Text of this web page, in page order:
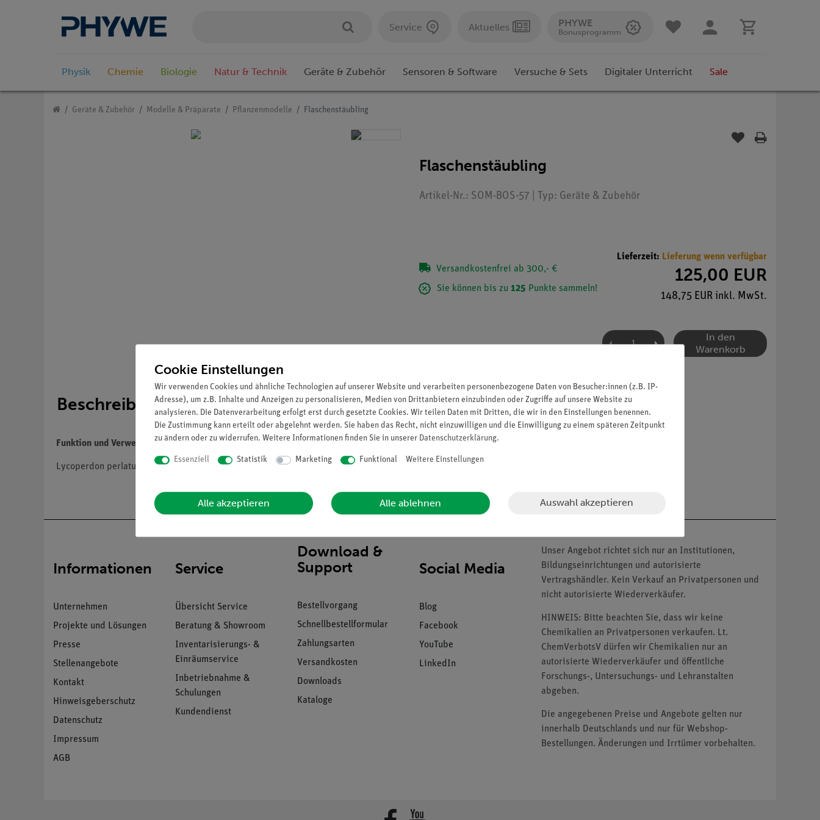
Service Aktuelles PHYWE
Bonusprogramm
Physik Chemie Biologie Natur & Technik Geräte & Zubehör Sensoren & Software Versuche & Sets Digitaler Unterricht Sale
Geräte & Zubehör Modelle & Präparate Pflanzenmodelle Flaschenstäubling
Flaschenstäubling
Artikel-Nr.: SOM-BOS-57 | Typ: Geräte & Zubehör
Versandkostenfrei ab 300,- €
Sie können bis zu 125 Punkte sammeln!
Lieferzeit: Lieferung wenn verfügbar
125,00 EUR
148,75 EUR inkl. MwSt.
In den
Warenkorb
Beschreibung
Funktion und Verwendung
Lycoperdon perlatum PERS. Jung eßbar.
Informationen
Unternehmen
Projekte und Lösungen
Presse
Stellenangebote
Kontakt
Hinweisgeberschutz
Datenschutz
Impressum
AGB
Service
Übersicht Service
Beratung & Showroom
Inventarisierungs- &
Einräumservice
Inbetriebnahme &
Schulungen
Kundendienst
Download &
Support
Bestellvorgang
Schnellbestellformular
Zahlungsarten
Versandkosten
Downloads
Kataloge
Social Media
Blog
Facebook
YouTube
LinkedIn
Unser Angebot richtet sich nur an Institutionen,
Bildungseinrichtungen und autorisierte
Vertragshändler. Kein Verkauf an Privatpersonen und
nicht autorisierte Wiederverkäufer.
HINWEIS: Bitte beachten Sie, dass wir keine
Chemikalien an Privatpersonen verkaufen. Lt.
ChemVerbotsV dürfen wir Chemikalien nur an
autorisierte Wiederverkäufer und öffentliche
Forschungs-, Untersuchungs- und Lehranstalten
abgeben.
Die angegebenen Preise und Angebote gelten nur
innerhalb Deutschlands und nur für Webshop-
Bestellungen. Änderungen und Irrtümer vorbehalten.
Cookie Einstellungen
Wir verwenden Cookies und ähnliche Technologien auf unserer Website und verarbeiten personenbezogene Daten von Besucher:innen (z.B. IP-
Adresse), um z.B. Inhalte und Anzeigen zu personalisieren, Medien von Drittanbietern einzubinden oder Zugriffe auf unsere Website zu
analysieren. Die Datenverarbeitung erfolgt erst durch gesetzte Cookies. Wir teilen Daten mit Dritten, die wir in den Einstellungen benennen.
Die Zustimmung kann erteilt oder abgelehnt werden. Sie haben das Recht, nicht einzuwilligen und die Einwilligung zu einem späteren Zeitpunkt
zu ändern oder zu widerrufen. Weitere Informationen finden Sie in unserer Daten­schutz­erklärung.
Essenziell Statistik Marketing Funktional Weitere Einstellungen
Alle akzeptieren Alle ablehnen Auswahl akzeptieren